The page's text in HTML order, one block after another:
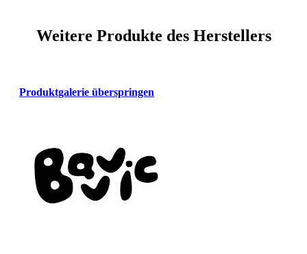
Weitere Produkte des Herstellers
Produktgalerie überspringen